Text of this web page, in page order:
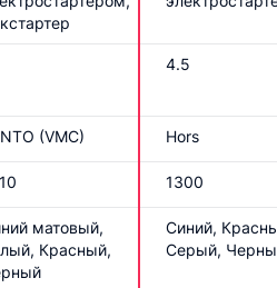
4.5
(VMC) Hors
1300
матовый,
Красный,
Синий,
Серый,